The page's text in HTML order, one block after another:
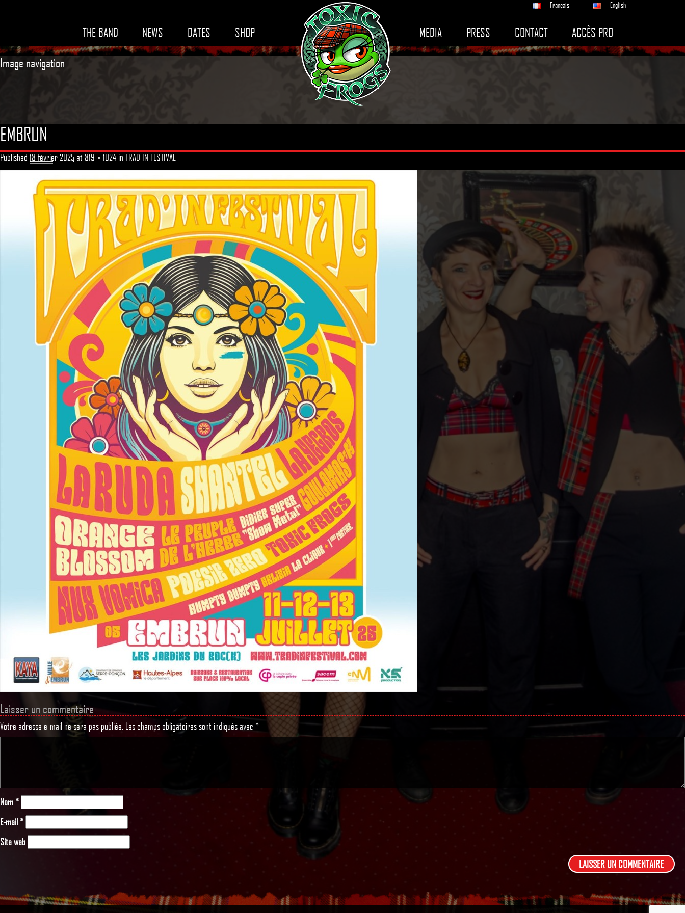
Français English
THE BAND NEWS DATES SHOP MEDIA PRESS CONTACT ACCÈS PRO
Image navigation
EMBRUN
Published 18 février 2025 at 819 × 1024 in TRAD IN FESTIVAL
Laisser un commentaire
Votre adresse e-mail ne sera pas publiée. Les champs obligatoires sont indiqués avec *
Nom *
E-mail *
Site web